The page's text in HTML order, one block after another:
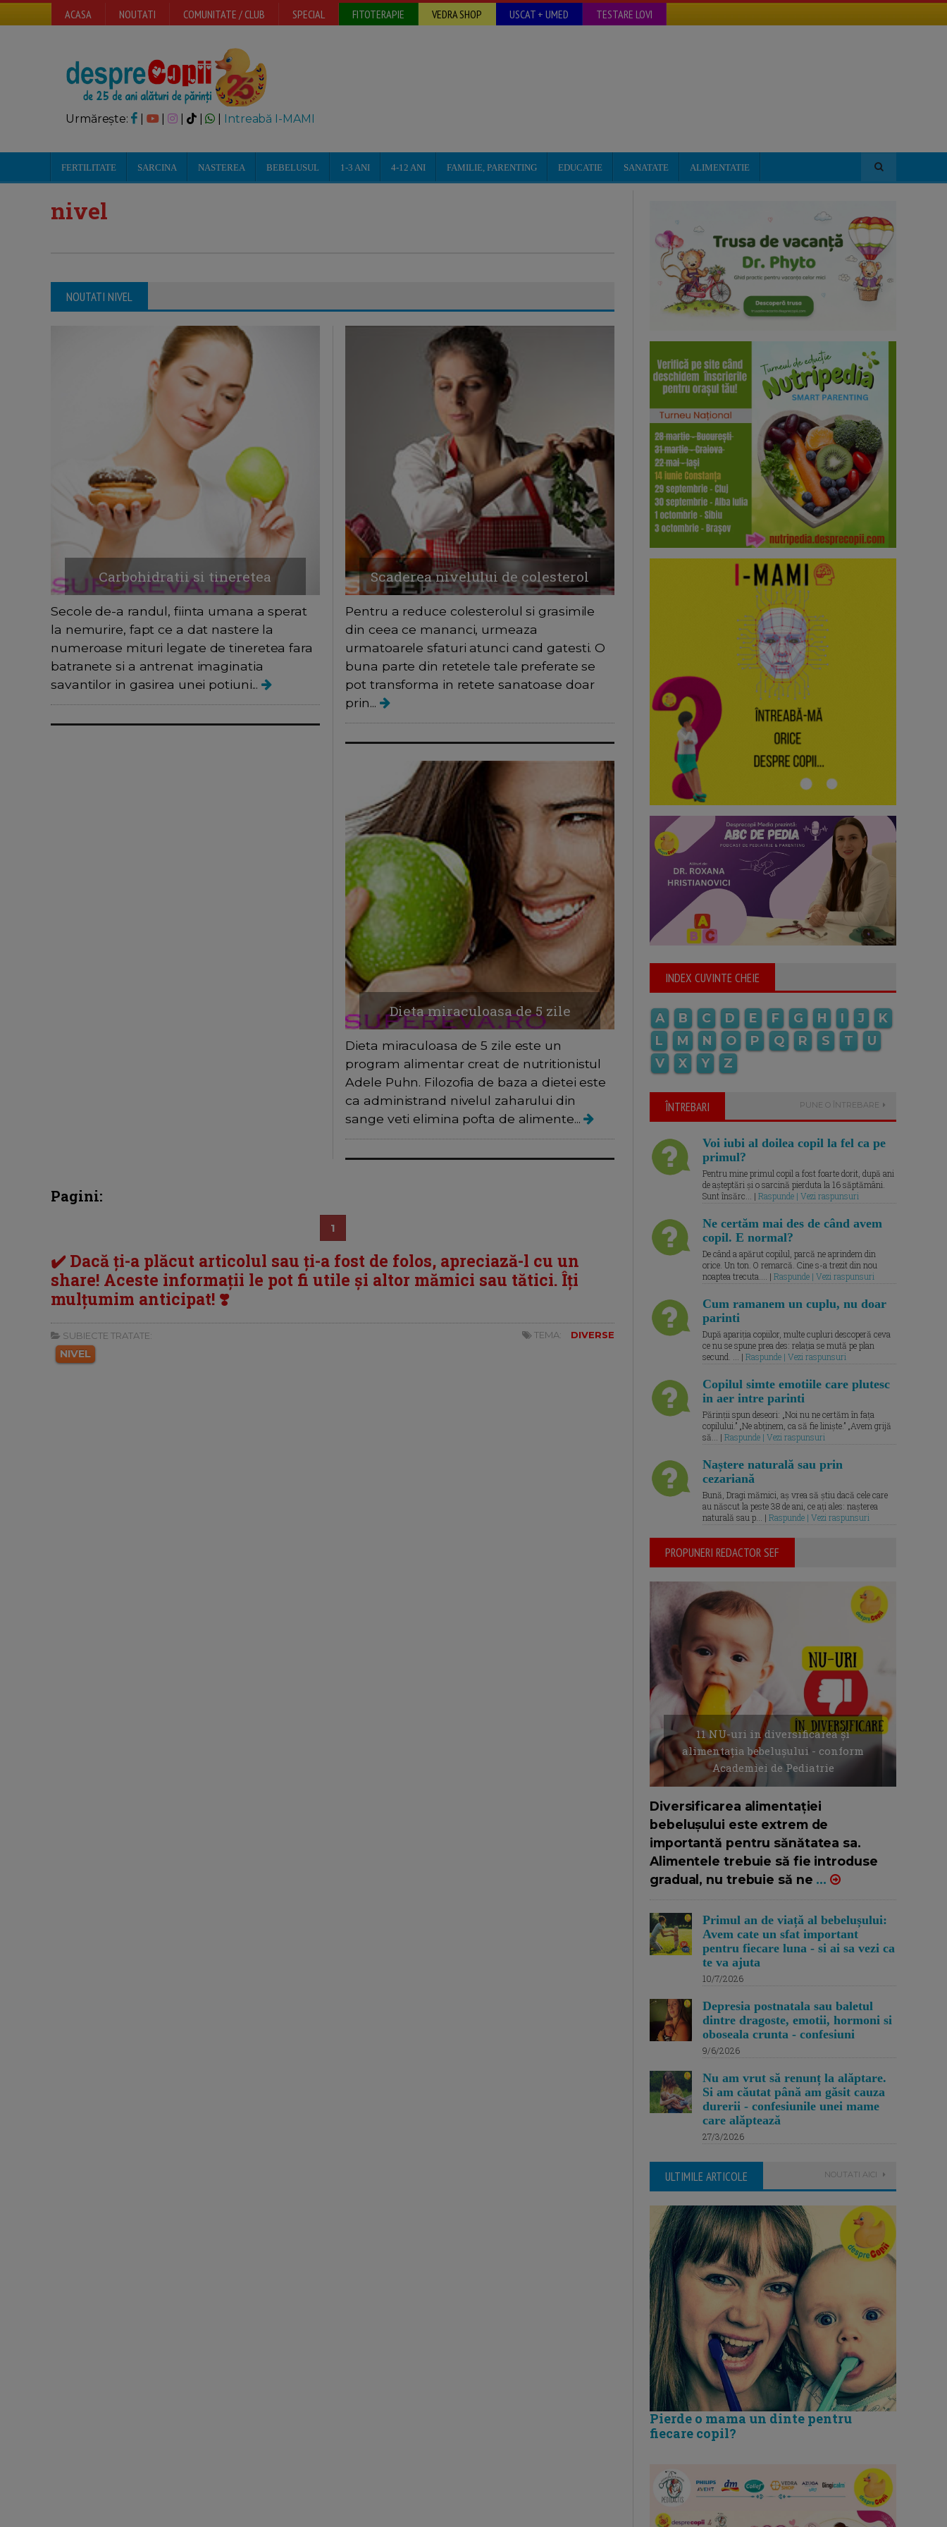
ACASA NOUTATI COMUNITATE / CLUB SPECIAL FITOTERAPIE VEDRA SHOP USCAT + UMED TESTARE LOVI
Urmărește: | | Intreabă I-MAMI
FERTILITATE SARCINA NASTEREA BEBELUSUL 1-3 ANI 4-12 ANI FAMILIE, PARENTING EDUCATIE SANATATE ALIMENTATIE
nivel
NOUTATI NIVEL
Carbohidratii si tineretea
Secole de-a randul, fiinta umana a sperat
la nemurire, fapt ce a dat nastere la
numeroase mituri legate de tineretea fara
batranete si a antrenat imaginatia
savantilor in gasirea unei potiuni...
Scaderea nivelului de colesterol
Pentru a reduce colesterolul si grasimile
din ceea ce mananci, urmeaza
urmatoarele sfaturi atunci cand gatesti. O
buna parte din retetele tale preferate se
pot transforma in retete sanatoase doar
prin...
Dieta miraculoasa de 5 zile
Dieta miraculoasa de 5 zile este un
program alimentar creat de nutritionistul
Adele Puhn. Filozofia de baza a dietei este
ca administrand nivelul zaharului din
sange veti elimina pofta de alimente...
Pagini:
1
✔️ Dacă ți-a plăcut articolul sau ți-a fost de folos, apreciază-l cu un
share! Aceste informații le pot fi utile și altor mămici sau tătici. Îți
mulțumim anticipat! ❣️
SUBIECTE TRATATE:
NIVEL
TEMA: DIVERSE
INDEX CUVINTE CHEIE
A B C D E F G H I J
K
L
M N O P Q R S T
U
V
X Y Z
ÎNTREBARI PUNE O ÎNTREBARE
Voi iubi al doilea copil la fel ca pe
primul?
Pentru mine primul copil a fost foarte dorit, după ani
de așteptări și o sarcină pierduta la 16 săptămâni.
Sunt însărc... | Raspunde | Vezi raspunsuri
Ne certăm mai des de când avem
copil. E normal?
De când a apărut copilul, parcă ne aprindem din
orice. Un ton. O remarcă. Cine s-a trezit din nou
noaptea trecuta.... | Raspunde | Vezi raspunsuri
Cum ramanem un cuplu, nu doar
parinti
După apariția copiilor, multe cupluri descoperă ceva
ce nu se spune prea des: relația se mută pe plan
secund. ... | Raspunde | Vezi raspunsuri
Copilul simte emotiile care plutesc
in aer intre parinti
Părinții spun deseori: „Noi nu ne certăm în fața
copilului.” „Ne abținem, ca să fie liniște.” „Avem grijă
să... | Raspunde | Vezi raspunsuri
Naștere naturală sau prin
cezariană
Bună, Dragi mămici, aș vrea să știu dacă cele care
au născut la peste 38 de ani, ce ați ales: nașterea
naturală sau p... | Raspunde | Vezi raspunsuri
PROPUNERI REDACTOR SEF
11 NU-uri in diversificarea și
alimentația bebelușului - conform
Academiei de Pediatrie
Diversificarea alimentației
bebelușului este extrem de
importantă pentru sănătatea sa.
Alimentele trebuie să fie introduse
gradual, nu trebuie să ne ...
Primul an de viață al bebelușului:
Avem cate un sfat important
pentru fiecare luna - si ai sa vezi ca
te va ajuta
10/7/2026
Depresia postnatala sau baletul
dintre dragoste, emotii, hormoni si
oboseala crunta - confesiuni
9/6/2026
Nu am vrut să renunț la alăptare.
Si am căutat până am găsit cauza
durerii - confesiunile unei mame
care alăptează
27/3/2026
ULTIMILE ARTICOLE NOUTATI AICI
Pierde o mama un dinte pentru
fiecare copil?